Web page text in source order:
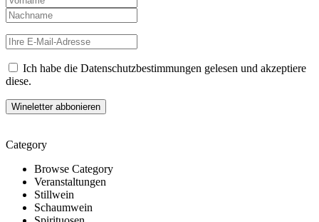
Ich habe die Datenschutzbestimmungen gelesen und akzeptiere
diese.
Category
Browse Category
Veranstaltungen
Stillwein
Schaumwein